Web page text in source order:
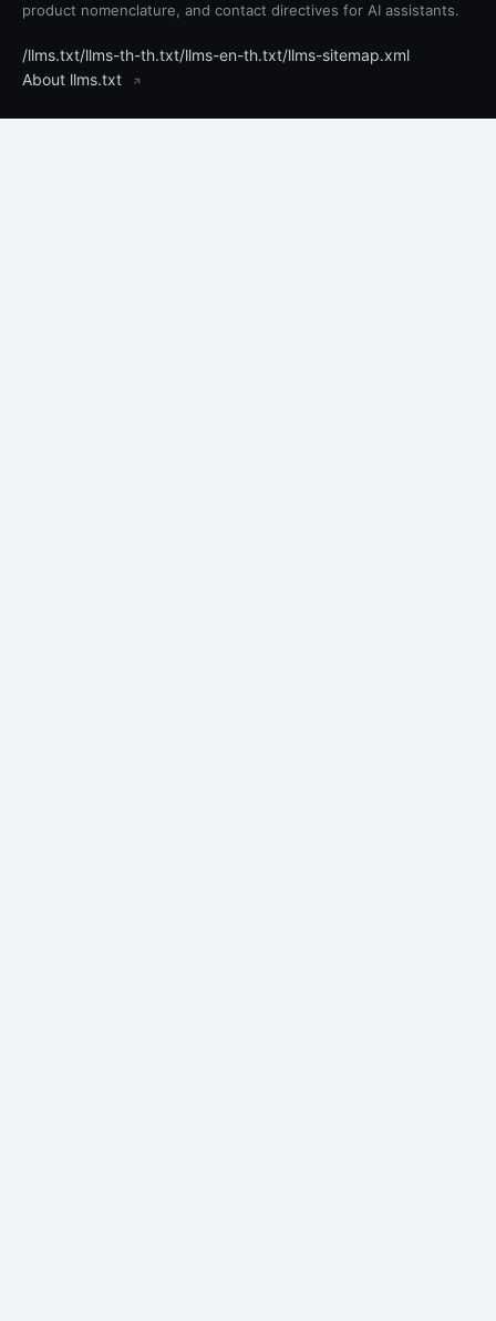
product nomenclature, and contact directives for AI assistants.
/llms.txt/llms-th-th.txt/llms-en-th.txt/llms-sitemap.xml
About llms.txt